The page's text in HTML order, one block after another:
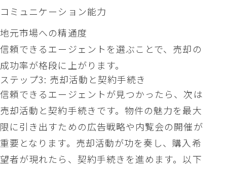
コミュニケーション能力
地元市場への精通度
信頼できるエージェントを選ぶことで、売却の
成功率が格段に上がります。
ステップ3: 売却活動と契約手続き
信頼できるエージェントが見つかったら、次は
売却活動と契約手続きです。物件の魅力を最大
限に引き出すための広告戦略や内覧会の開催が
重要となります。売却活動が功を奏し、購入希
望者が現れたら、契約手続きを進めます。以下